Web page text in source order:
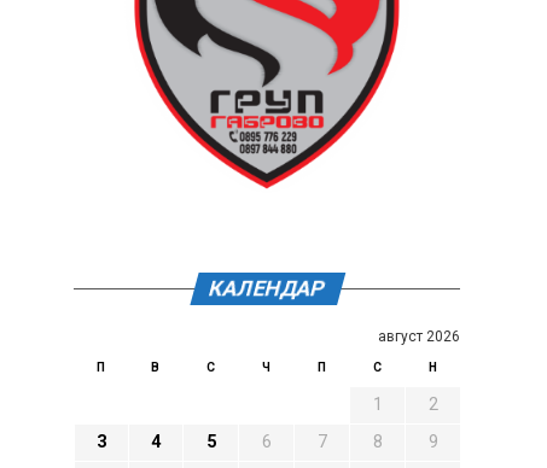
КАЛЕНДАР
август 2026
П В С Ч П С Н
1
2
3
4 5 6 7 8
9